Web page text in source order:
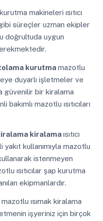
makineleri ısıtıcı
süreçler uzman ekipler
doğrultuda uygun
kurutmamazotlu
duyarlı işletmeler ve
güvenilir bir kiralama
mazotlu ısıtıcıları
kiralamaısıtıcı
kullanımıyla mazotlu
kullanarak istenmeyen
ısıtıcılar şap kurutma
ekipmanlardır.
mazotlu ısımak kiralama
etmenin işyeriniz için birçok